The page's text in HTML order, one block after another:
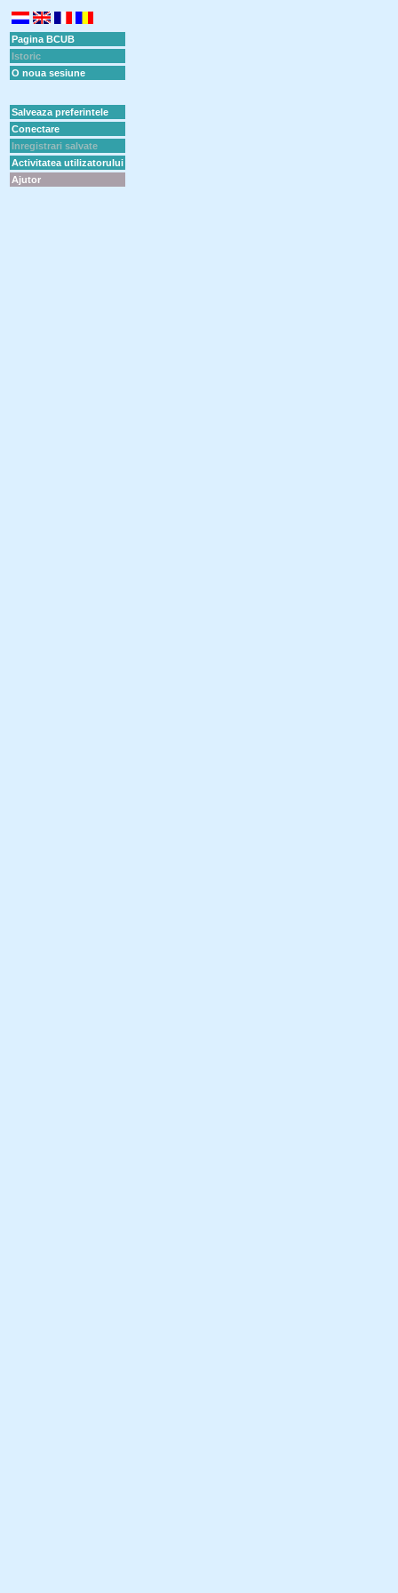
Pagina BCUB
Istoric
O noua sesiune
Salveaza preferintele
Conectare
Inregistrari salvate
Activitatea utilizatorului
Ajutor